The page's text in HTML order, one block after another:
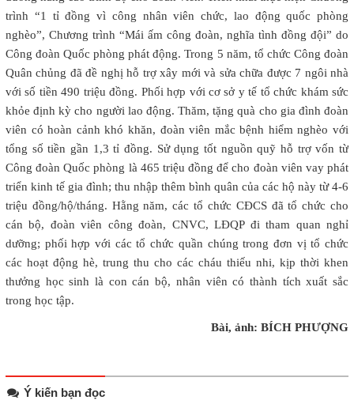
trình “1 tỉ đồng vì công nhân viên chức, lao động quốc phòng
nghèo”, Chương trình “Mái ấm công đoàn, nghĩa tình đồng đội” do
Công đoàn Quốc phòng phát động. Trong 5 năm, tổ chức Công đoàn
Quân chủng đã đề nghị hỗ trợ xây mới và sửa chữa được 7 ngôi nhà
với số tiền 490 triệu đồng. Phối hợp với cơ sở y tế tổ chức khám sức
khỏe định kỳ cho người lao động. Thăm, tặng quà cho gia đình đoàn
viên có hoàn cảnh khó khăn, đoàn viên mắc bệnh hiểm nghèo với
tổng số tiền gần 1,3 tỉ đồng. Sử dụng tốt nguồn quỹ hỗ trợ vốn từ
Công đoàn Quốc phòng là 465 triệu đồng để cho đoàn viên vay phát
triển kinh tế gia đình; thu nhập thêm bình quân của các hộ này từ 4-6
triệu đồng/hộ/tháng. Hằng năm, các tổ chức CĐCS đã tổ chức cho
cán bộ, đoàn viên công đoàn, CNVC, LĐQP đi tham quan nghỉ
dưỡng; phối hợp với các tổ chức quần chúng trong đơn vị tổ chức
các hoạt động hè, trung thu cho các cháu thiếu nhi, kịp thời khen
thưởng học sinh là con cán bộ, nhân viên có thành tích xuất sắc
trong học tập.
Bài, ảnh: BÍCH PHƯỢNG
Ý kiến bạn đọc